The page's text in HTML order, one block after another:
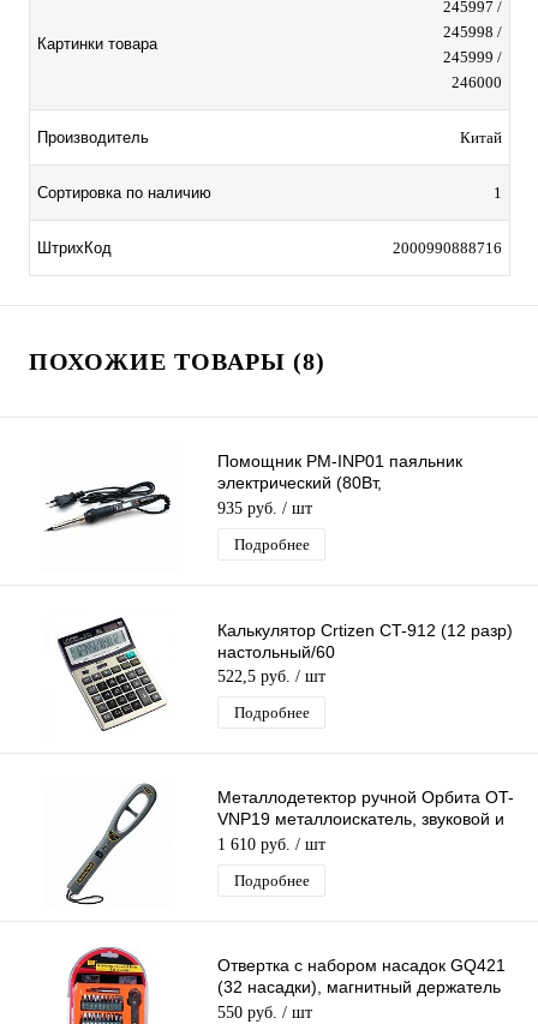
Картинки товара
245997 /
245998 /
245999 /
246000
Производитель Китай
Сортировка по наличию 1
ШтрихКод 2000990888716
ПОХОЖИЕ ТОВАРЫ (8)
Помощник PM-INP01 паяльник
электрический (80Вт,
терморегулятор)/125
935 руб. / шт
Подробнее
Калькулятор Crtizen CT-912 (12 разр)
настольный/60
522,5 руб. / шт
Подробнее
Металлодетектор ручной Орбита OT-
VNP19 металлоискатель, звуковой и
вибро сигнал, подсветка
1 610 руб. / шт
Подробнее
Отвертка с набором насадок GQ421
(32 насадки), магнитный держатель
бит, отвертка с трещоткой
550 руб. / шт